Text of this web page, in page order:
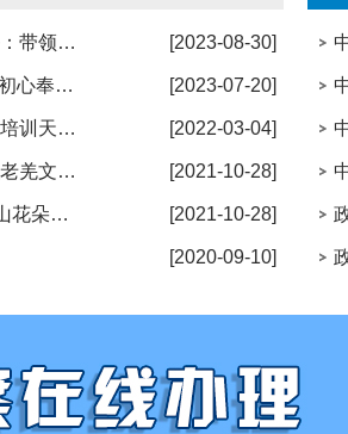
[2023-08-30]
宁强县政协委员石国平：带领群众建设美丽家园
[2023-07-20]
桃李不言自芬芳 “静”守初心奉献爱
[2022-03-04]
张怀荣委员工作室义务培训天麻种植技术
[2021-10-28]
政协委员许永明：宁强老羌文化的守望者
[2021-10-28]
政协委员张俊：“乐”润山花朵朵开
[2020-09-10]